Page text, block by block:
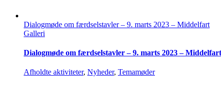
Dialogmøde om færdselstavler – 9. marts 2023 – Middelfart
Galleri
Dialogmøde om færdselstavler – 9. marts 2023 – Middelfart
Afholdte aktiviteter, Nyheder, Temamøder